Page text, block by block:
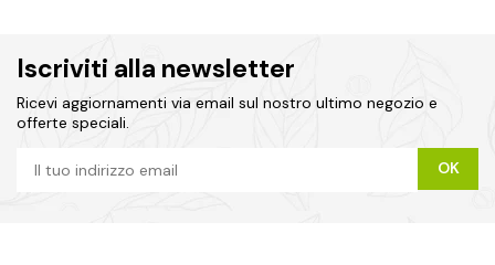
Iscriviti alla newsletter
Ricevi aggiornamenti via email sul nostro ultimo negozio e
offerte speciali.